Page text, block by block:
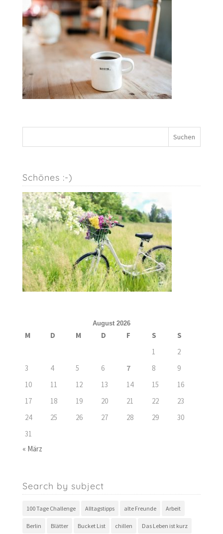
Schönes :-)
August 2026
M D M D F S
S
1
2
3
4 5 6 7 8
9
10
11 12 13 14 15
16
17
18 19 20 21 22
23
24
25 26 27 28 29
30
31
« März
Search by subject
100 Tage Challenge Alltagstipps alte Freunde Arbeit
Berlin Blätter Bucket List chillen Das Leben ist kurz